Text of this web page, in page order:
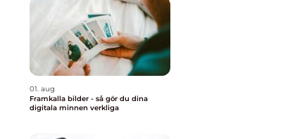
01. aug
Framkalla bilder - så gör du dina
digitala minnen verkliga